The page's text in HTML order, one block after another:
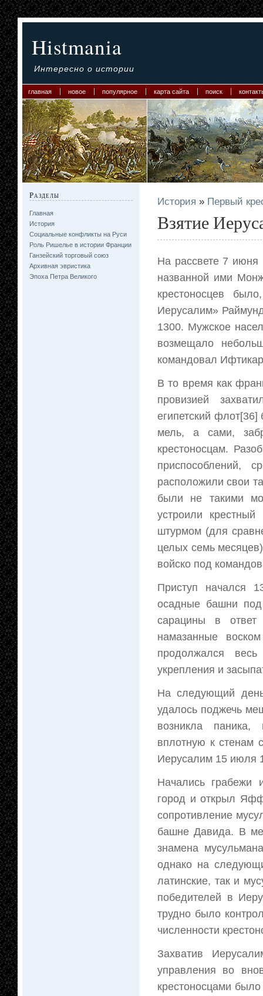
Histmania
Интересно о истории
главная новое популярное карта сайта поиск
Разделы
Главная
История
Социальные конфликты на Руси
Роль Ришелье в истории Франции
Ганзейский торговый союз
Архивная эвристика
Эпоха Петра Великого
История » Первый
Взятие
На рассвете 7 июня
названной ими
крестоносцев
Иерусалим»
1300. Мужское
возмещало
командовал
В то время как
провизией
египетский
мель, а сами,
крестоносцам.
приспособлений,
расположили свои
были не такими
устроили
штурмом (для
целых семь
войско под
Приступ начался
осадные башни под
сарацины в
намазанные
продолжался
укрепления и
На следующий
удалось поджечь
возникла паника,
вплотную к стенам
Иерусалим 15 июля
Начались грабежи
город и открыл
сопротивление
башне Давида. В
знамена
однако на
латинские, так и
победителей в
трудно было
численности
Захватив
управления во
крестоносцами